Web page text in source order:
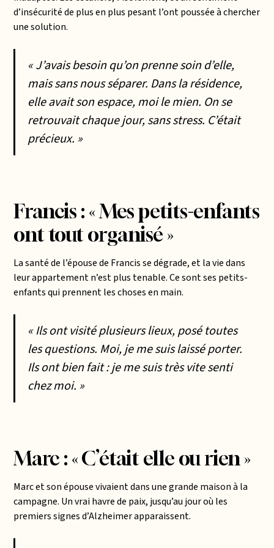
d’insécurité de plus en plus pesant l’ont poussée à chercher
une solution.
« J’avais besoin qu’on prenne soin d’elle,
mais sans nous séparer. Dans la résidence,
elle avait son espace, moi le mien. On se
retrouvait chaque jour, sans stress. C’était
précieux. »
Francis : « Mes petits-enfants
ont tout organisé »
La santé de l’épouse de Francis se dégrade, et la vie dans
leur appartement n’est plus tenable. Ce sont ses petits-
enfants qui prennent les choses en main.
« Ils ont visité plusieurs lieux, posé toutes
les questions. Moi, je me suis laissé porter.
Ils ont bien fait : je me suis très vite senti
chez moi. »
Marc : « C’était elle ou rien »
Marc et son épouse vivaient dans une grande maison à la
campagne. Un vrai havre de paix, jusqu’au jour où les
premiers signes d’Alzheimer apparaissent.